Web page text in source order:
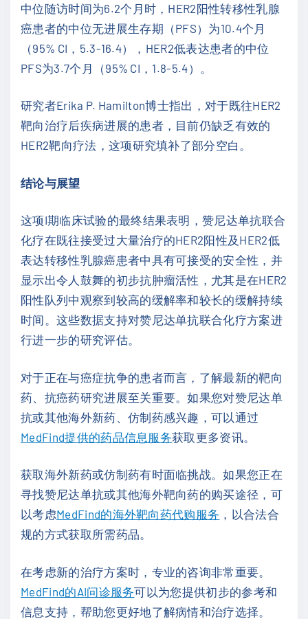
中位随访时间为6.2个月时，HER2阳性转移性乳腺
癌患者的中位无进展生存期（PFS）为10.4个月
（95% CI，5.3-16.4），HER2低表达患者的中位
PFS为3.7个月（95% CI，1.8-5.4）。
研究者Erika P. Hamilton博士指出，对于既往HER2
靶向治疗后疾病进展的患者，目前仍缺乏有效的
HER2靶向疗法，这项研究填补了部分空白。
结论与展望
这项I期临床试验的最终结果表明，赞尼达单抗联合
化疗在既往接受过大量治疗的HER2阳性及HER2低
表达转移性乳腺癌患者中具有可接受的安全性，并
显示出令人鼓舞的初步抗肿瘤活性，尤其是在HER2
阳性队列中观察到较高的缓解率和较长的缓解持续
时间。这些数据支持对赞尼达单抗联合化疗方案进
行进一步的研究评估。
对于正在与癌症抗争的患者而言，了解最新的靶向
药、抗癌药研究进展至关重要。如果您对赞尼达单
抗或其他海外新药、仿制药感兴趣，可以通过
MedFind提供的药品信息服务获取更多资讯。
获取海外新药或仿制药有时面临挑战。如果您正在
寻找赞尼达单抗或其他海外靶向药的购买途径，可
以考虑MedFind的海外靶向药代购服务 ，以合法合
规的方式获取所需药品。
在考虑新的治疗方案时，专业的咨询非常重要。
MedFind的AI问诊服务可以为您提供初步的参考和
信息支持，帮助您更好地了解病情和治疗选择。